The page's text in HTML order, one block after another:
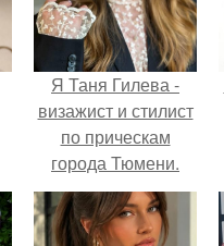
Я Таня Гилева -
визажист и стилист
по прическам
города Тюмени.